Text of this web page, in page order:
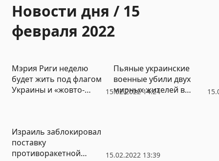
Новости дня / 15
февраля 2022
15.02.2022 14:24
Мэрия Риги неделю
будет жить под флагом
Украины и «жовто-
Пьяные украинские
военные убили двух
мирных жителей в
15.02.2022 13:39
Израиль заблокировал
поставку
противоракетной